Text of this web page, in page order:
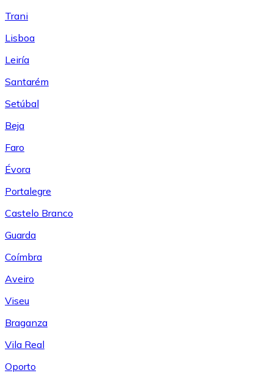
Trani
Lisboa
Leiría
Santarém
Setúbal
Beja
Faro
Évora
Portalegre
Castelo Branco
Guarda
Coímbra
Aveiro
Viseu
Braganza
Vila Real
Oporto